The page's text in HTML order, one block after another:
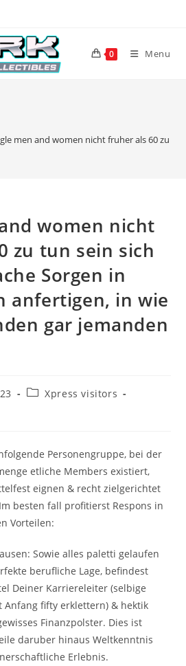
0 Menu
men and women nicht fruher als 60 zu
women nicht
zu tun sein sich
Sorgen in
anfertigen, in wie
gar jemanden
PostXpress visitors
Personengruppe, bei der
etliche Members existiert,
eignen & recht zielgerichtet
besten fall profitierst Respons in
Vorteilen:
Sowie alles paletti gelaufen
berufliche Lage, befindest
Deiner Karriereleiter (selbige
Anfang fifty erklettern) & hektik
Finanzpolster. Dies ist
daruber hinaus Weltkenntnis
Erlebnis.